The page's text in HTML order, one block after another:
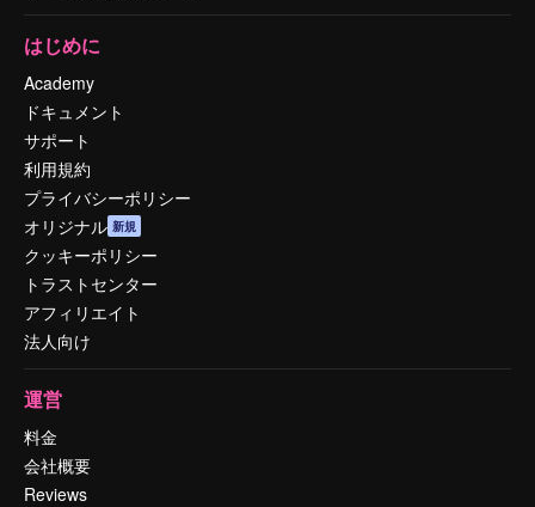
はじめに
Academy
ドキュメント
サポート
利用規約
プライバシーポリシー
オリジナル 新規
クッキーポリシー
トラストセンター
アフィリエイト
法人向け
運営
料金
会社概要
Reviews